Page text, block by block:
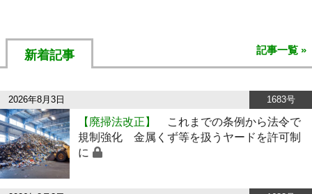
新着記事 記事一覧 »
2026年8月3日 1683号
【廃掃法改正】
これまでの条例から法令で
規制強化 金属くず等を扱うヤードを許可制
に